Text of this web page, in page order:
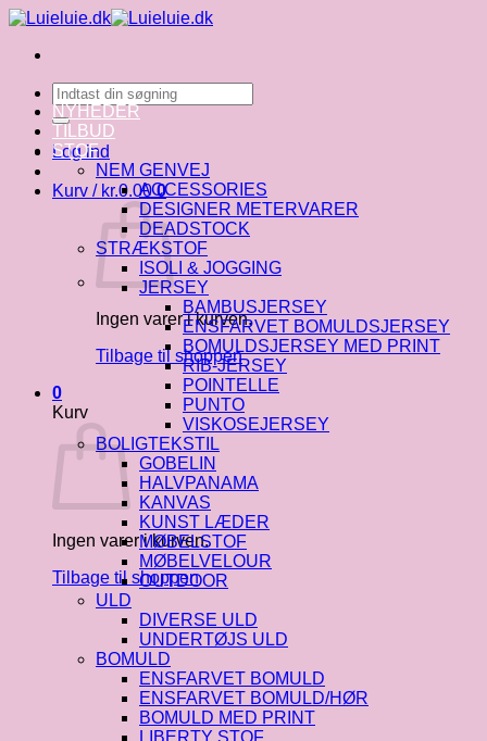
Fortsæt
indhold
Søg
efter:
Log ind
Kurv / kr.0.00 0
Ingen varer i kurven.
Tilbage til shoppen
0
Kurv
Ingen varer i kurven.
Tilbage til shoppen
NYHEDER
TILBUD
STOF
NEM GENVEJ
ACCESSORIES
DESIGNER METERVARER
DEADSTOCK
STRÆKSTOF
ISOLI & JOGGING
JERSEY
BAMBUSJERSEY
ENSFARVET BOMULDSJERSEY
BOMULDSJERSEY MED PRINT
RIB-JERSEY
POINTELLE
PUNTO
VISKOSEJERSEY
BOLIGTEKSTIL
GOBELIN
HALVPANAMA
KANVAS
KUNST LÆDER
MØBELSTOF
MØBELVELOUR
OUTDOOR
ULD
DIVERSE ULD
UNDERTØJS ULD
BOMULD
ENSFARVET BOMULD
ENSFARVET BOMULD/HØR
BOMULD MED PRINT
LIBERTY STOF